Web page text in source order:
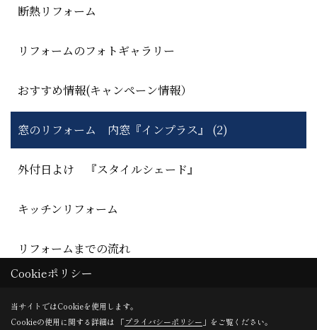
断熱リフォーム
リフォームのフォトギャラリー
おすすめ情報(キャンペーン情報）
窓のリフォーム 内窓『インプラス』 (2)
外付日よけ 『スタイルシェード』
キッチンリフォーム
リフォームまでの流れ
Cookieポリシー
当サイトではCookieを使用します。
Cookieの使用に関する詳細は 「プライバシーポリシー 」をご覧ください。